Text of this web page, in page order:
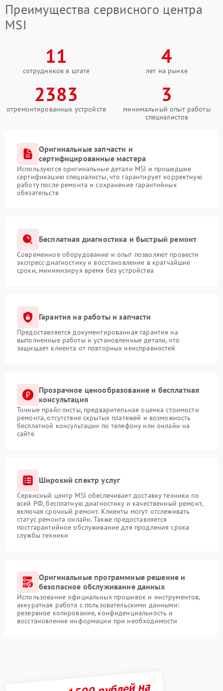
Преимущества сервисного центра
MSI
11
сотрудников в штате
4
лет на рынке
2383
отремонтированных устройств
3
минимальный опыт работы
специалистов
Оригинальные запчасти и
сертифицированные мастера
Используются оригинальные детали MSI и прошедшие
сертификацию специалисты, что гарантирует корректную
работу после ремонта и сохранение гарантийных
обязательств
Бесплатная диагностика и быстрый ремонт
Современное оборудование и опыт позволяют провести
экспресс-диагностику и восстановление в кратчайшие
сроки, минимизируя время без устройства
Гарантия на работы и запчасти
Предоставляется документированная гарантия на
выполненные работы и установленные детали, что
защищает клиента от повторных неисправностей
Прозрачное ценообразование и бесплатная
консультация
Точные прайс-листы, предварительная оценка стоимости
ремонта, отсутствие скрытых платежей и возможность
бесплатной консультации по телефону или онлайн на
сайте
Широкий спектр услуг
Сервисный центр MSI обеспечивает доставку техники по
всей РФ, бесплатную диагностику и качественный ремонт,
включая срочный ремонт. Клиенты могут отслеживать
статус ремонта онлайн. Также предоставляется
постгарантийное обслуживание для продления срока
службы техники
Оригинальные программные решение и
безопасное обслуживание данных
Использование официальных прошивок и инструментов,
аккуратная работа с пользовательскими данными:
резервное копирование, конфиденциальность и
восстановление информации при необходимости